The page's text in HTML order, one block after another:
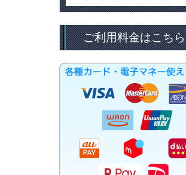
ご利用料金はこちら